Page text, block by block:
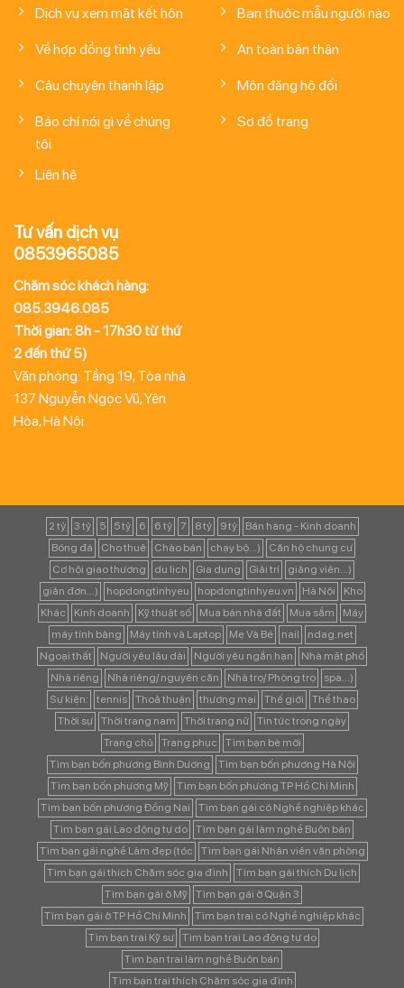
Dịch vụ xem mặt kết hôn
Về hợp đồng tình yêu
Câu chuyện thành lập
Báo chí nói gì về chúng
tôi
Liên hệ
Bạn thuộc mẫu người nào
An toàn bản thân
Môn đăng hộ đối
Sơ đồ trang
Tư vấn dịch vụ
0853965085
Chăm sóc khách hàng:
085.3946.085
Thời gian: 8h - 17h30 từ thứ
2 đến thứ 5)
Văn phòng: Tầng 19, Tòa nhà
137 Nguyễn Ngọc Vũ, Yên
Hòa, Hà Nội
2 tỷ 3 tỷ 5 5 tỷ 6 6 tỷ 7 8 tỷ 9 tỷ
Bán hàng - Kinh doanh
Bóng đá
Cho thuê Chào bán chạy bộ...)
Căn hộ chung cư
Cơ hội giao thương
du lịch Gia dụng Giải trí
giảng viên...)
giản đơn...)
hopdongtinhyeu hopdongtinhyeu.vn Hà Nội
Kho
Khác
Kinh doanh Kỹ thuật số Mua bán nhà đất Mua sắm
Máy
máy tính bảng
Máy tính và Laptop Mẹ Và Bé nail
ndag.net
Ngoại thất
Người yêu lâu dài Người yêu ngắn hạn
Nhà mặt phố
Nhà riêng
Nhà riêng/ nguyên căn Nhà trọ/ Phòng trọ
spa...)
Sự kiện:
tennis Thoả thuận thương mại Thế giới
Thể thao
Thời sự
Thời trang nam Thời trang nữ
Tin tức trong ngày
Trang chủ
Trang phục
Tìm bạn bè mới
Tìm bạn bốn phương Bình Dương
Tìm bạn bốn phương Hà Nội
Tìm bạn bốn phương Mỹ
Tìm bạn bốn phương TP Hồ Chí Minh
Tìm bạn bốn phương Đồng Nai
Tìm bạn gái có Nghề nghiệp khác
Tìm bạn gái Lao động tự do
Tìm bạn gái làm nghề Buôn bán
Tìm bạn gái nghề Làm đẹp (tóc
Tìm bạn gái Nhân viên văn phòng
Tìm bạn gái thích Chăm sóc gia đình
Tìm bạn gái thích Du lịch
Tìm bạn gái ở Mỹ
Tìm bạn gái ở Quận 3
Tìm bạn gái ở TP Hồ Chí Minh
Tìm bạn trai có Nghề nghiệp khác
Tìm bạn trai Kỹ sư
Tìm bạn trai Lao động tự do
Tìm bạn trai làm nghề Buôn bán
Tìm bạn trai thích Chăm sóc gia đình